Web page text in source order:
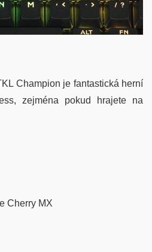
Champion je fantastická herní
zejména pokud hrajete na
Cherry MX